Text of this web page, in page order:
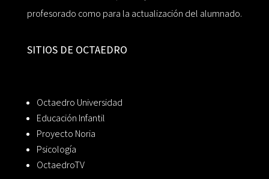
profesorado como para la actualización del alumnado.
SITIOS DE OCTAEDRO
Octaedro Universidad
Educación Infantil
Proyecto Noria
Psicología
OctaedroTV